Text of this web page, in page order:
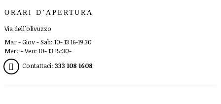
ORARI D’APERTURA
Via dell'olivuzzo
Mar - Giov - Sab: 10- 13 16-19.30
Merc - Ven: 10- 13 15:30-
Contattaci: 333 108 1608